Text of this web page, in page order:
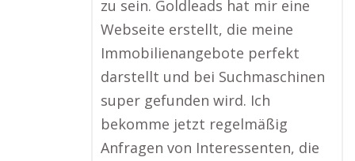
zu sein. Goldleads hat mir eine
Webseite erstellt, die meine
Immobilienangebote perfekt
darstellt und bei Suchmaschinen
super gefunden wird. Ich
bekomme jetzt regelmäßig
Anfragen von Interessenten, die